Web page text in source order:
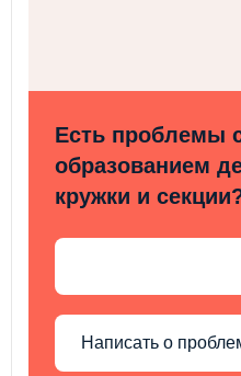
Есть проблемы
образованием
кружки и
Написать о